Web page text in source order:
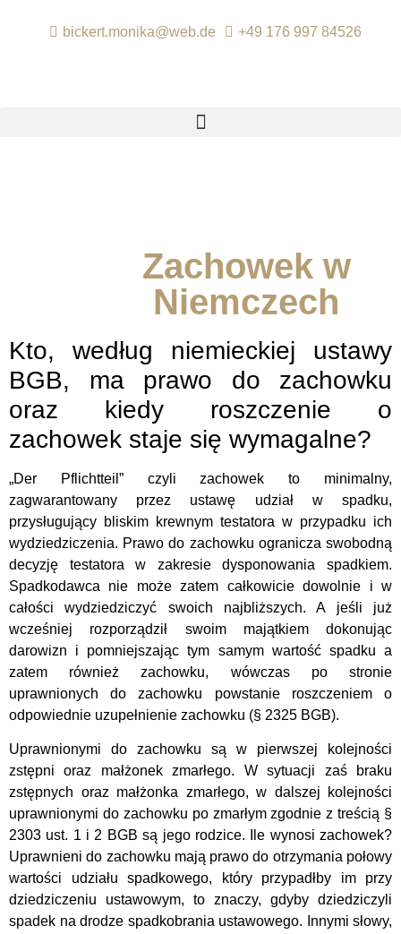
bickert.monika@web.de +49 176 997 84526
Zachowek w
Niemczech
Kto, według niemieckiej ustawy
BGB, ma prawo do zachowku
oraz kiedy roszczenie o
zachowek staje się wymagalne?
„Der Pflichtteil” czyli zachowek to minimalny,
zagwarantowany przez ustawę udział w spadku,
przysługujący bliskim krewnym testatora w przypadku ich
wydziedziczenia. Prawo do zachowku ogranicza swobodną
decyzję testatora w zakresie dysponowania spadkiem.
Spadkodawca nie może zatem całkowicie dowolnie i w
całości wydziedziczyć swoich najbliższych. A jeśli już
wcześniej rozporządził swoim majątkiem dokonując
darowizn i pomniejszając tym samym wartość spadku a
zatem również zachowku, wówczas po stronie
uprawnionych do zachowku powstanie roszczeniem o
odpowiednie uzupełnienie zachowku (§ 2325 BGB).
Uprawnionymi do zachowku są w pierwszej kolejności
zstępni oraz małżonek zmarłego. W sytuacji zaś braku
zstępnych oraz małżonka zmarłego, w dalszej kolejności
uprawnionymi do zachowku po zmarłym zgodnie z treścią §
2303 ust. 1 i 2 BGB są jego rodzice. Ile wynosi zachowek?
Uprawnieni do zachowku mają prawo do otrzymania połowy
wartości udziału spadkowego, który przypadłby im przy
dziedziczeniu ustawowym, to znaczy, gdyby dziedziczyli
spadek na drodze spadkobrania ustawowego. Innymi słowy,